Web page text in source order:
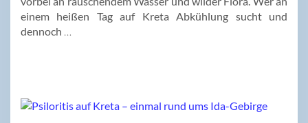
einem heißen Tag auf Kreta Abkühlung sucht und
dennoch …